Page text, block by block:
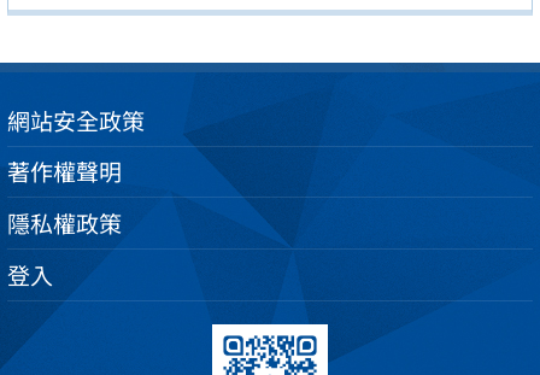
網站安全政策
著作權聲明
隱私權政策
登入